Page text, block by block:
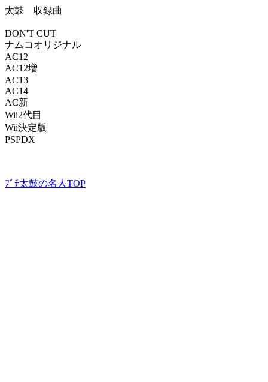
太鼓 収録曲
DON'T CUT
ナムコオリジナル
AC12
AC12増
AC13
AC14
AC新
Wii2代目
Wii決定版
PSPDX
ﾌﾟﾁ太鼓の名人TOP